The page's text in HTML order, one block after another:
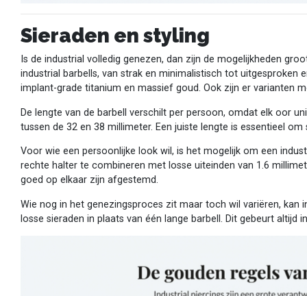
Sieraden en styling
Is de industrial volledig genezen, dan zijn de mogelijkheden
industrial barbells, van strak en minimalistisch tot uitgesproken
implant-grade titanium en massief goud. Ook zijn er varianten
De lengte van de barbell verschilt per persoon, omdat elk oor
tussen de 32 en 38 millimeter. Een juiste lengte is essentieel
Voor wie een persoonlijke look wil, is het mogelijk om een
rechte halter te combineren met losse uiteinden van 1.6
goed op elkaar zijn afgestemd.
Wie nog in het genezingsproces zit maar toch wil variëren, kan
losse sieraden in plaats van één lange barbell. Dit gebeurt altijd